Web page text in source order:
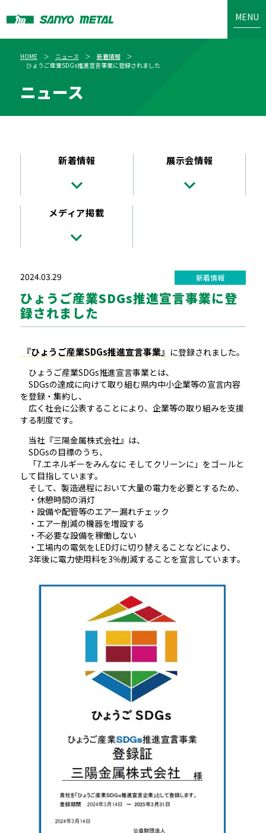
MENU
HOME ニュース
新着情報
ひょうご産業SDGs推進宣言事業に登録されました
ニュース
新着情報 展示会情報
メディア掲載
2024.03.29 新着情報
ひょうご産業SDGs推進宣言事業に登
録されました
『ひょうご産業SDGs推進宣言事業』 に登録されました。
ひょうご産業SDGs推進宣言事業とは、
SDGsの達成に向けて取り組む県内中小企業等の宣言内容
を登録・集約し、
広く社会に公表することにより、企業等の取り組みを支援
する制度です。
当社『三陽金属株式会社』は、
SDGsの目標のうち、
「7.エネルギーをみんなに そしてクリーンに」をゴールと
して目指しています。
そして、製造過程において大量の電力を必要とするため、
・休憩時間の消灯
・設備や配管等のエアー漏れチェック
・エアー削減の機器を増設する
・不必要な設備を稼働しない
・工場内の電気をLED灯に切り替えることなどにより、
3年後に電力使用料を3％削減することを宣言しています。